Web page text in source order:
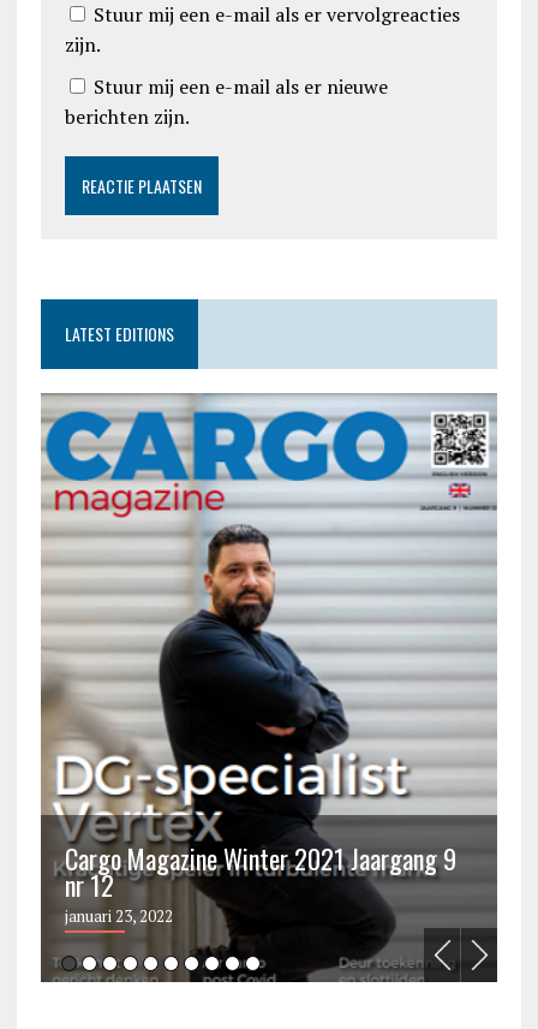
Stuur mij een e-mail als er vervolgreacties
zijn.
Stuur mij een e-mail als er nieuwe
berichten zijn.
LATEST EDITIONS
Cargo Magazine Winter 2021 Jaargang 9
nr 12
januari 23, 2022